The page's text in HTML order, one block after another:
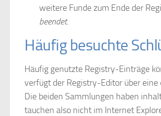
weitere Funde zum Ende der
beendet.
Häufig besuchte
Häufig genutzte Registry-Einträge
verfügt der Registry-Editor über
Die beiden Sammlungen haben
tauchen also nicht im Internet